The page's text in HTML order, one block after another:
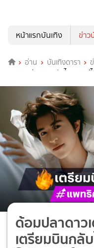
หน้าแรกบันเทิง
ข่าว
อ่าน บันเทิงดารา
ทริค” เตรียมบินกลับไทย เซอร์
ด้อมปลาดาว
เตรียมบินกลั